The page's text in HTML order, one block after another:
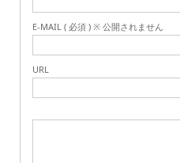
E-MAIL ( 必須 ) ※ 公開されません
URL